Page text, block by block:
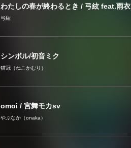
わたしの春が終わるとき / 弓絃 feat.雨衣
弓絃
シンボル/初音ミク
猫冠（ねこかむり）
omoi / 宮舞モカsv
やぶなか（onaka）